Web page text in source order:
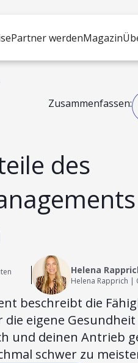
Partner werdenMagazin
Zusammenfassen:
des
Helena
Helena Rapprich |
beschreibt die
eigene
und deinen Antrieb
schwer zu